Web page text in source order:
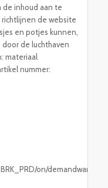
de inhoud aan te
richtlijnen de website
en potjes kunnen,
de luchthaven
materiaal
nummer:
on/